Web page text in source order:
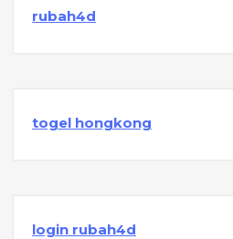
rubah4d
togel hongkong
login rubah4d